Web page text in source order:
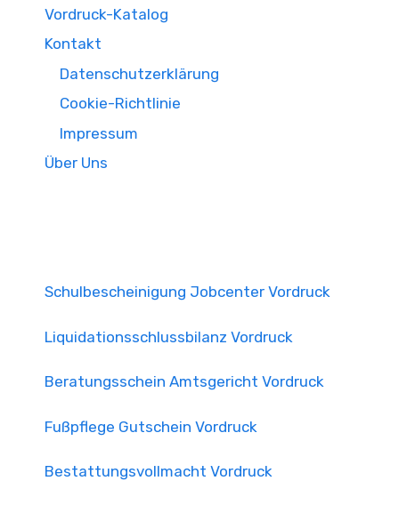
Vordruck-Katalog
Kontakt
Datenschutzerklärung
Cookie-Richtlinie
Impressum
Über Uns
Schulbescheinigung Jobcenter Vordruck
Liquidationsschlussbilanz Vordruck
Beratungsschein Amtsgericht Vordruck
Fußpflege Gutschein Vordruck
Bestattungsvollmacht Vordruck